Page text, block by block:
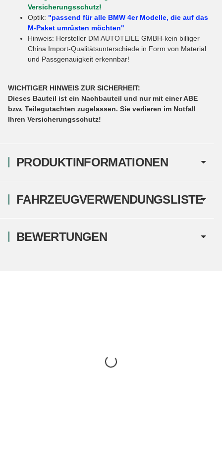
PRODUKTINFORMATIONEN
Versicherungsschutz!
Optik: "passend für alle BMW 4er Modelle, die auf das
M-Paket umrüsten möchten"
Hinweis: Hersteller DM AUTOTEILE GMBH-kein billiger
China Import-Qualitätsunterschiede in Form von Material
und Passgenauigkeit erkennbar!
WICHTIGER HINWEIS ZUR SICHERHEIT:
Dieses Bauteil ist ein Nachbauteil und nur mit einer ABE
bzw. Teilegutachten zugelassen. Sie verlieren im Notfall
Ihren Versicherungsschutz!
FAHRZEUGVERWENDUNGSLISTE
BEWERTUNGEN